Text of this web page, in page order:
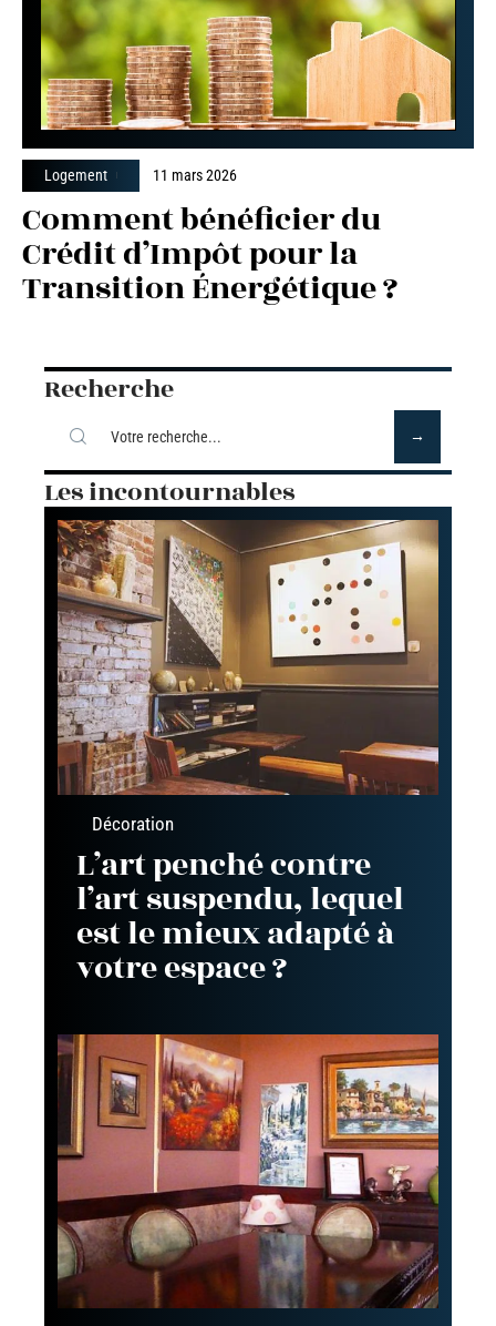
Logement 11 mars 2026
Comment bénéficier du
Crédit d’Impôt pour la
Transition Énergétique ?
Recherche
Les incontournables
Décoration
L’art penché contre
l’art suspendu, lequel
est le mieux adapté à
votre espace ?